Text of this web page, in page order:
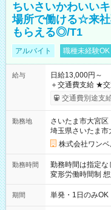
ちいさいかわいい
場所で働ける☆来
もらえる◎/T1
アルバイト 職種未経験OK
給与
日給13,000円～
＋交通費支給 ★交通費全額支給！ ┗案件により規定あり ★日払
いOK！（規定あ
ンビニATMから 日払
交通費別途支
勤務地
さいたま市大宮区
埼玉県さいたま市
株式会社ワン
勤務時間
勤務時間は指定な
変形労働時間制 想定労働時
～21：00
期間 単発・1日のみOK